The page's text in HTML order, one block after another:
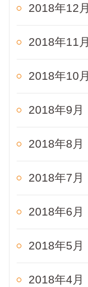
2018年12月
2018年11月
2018年10月
2018年9月
2018年8月
2018年7月
2018年6月
2018年5月
2018年4月